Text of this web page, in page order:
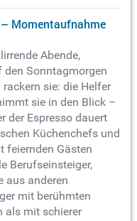
Momentaufnahme
Abende,
den Sonntagmorgen
sie: die Helfer
sie in den Blick –
der Espresso dauert
Küchenchefs und
feiernden Gästen
Berufseinsteiger,
aus anderen
mit berühmten
als mit schierer